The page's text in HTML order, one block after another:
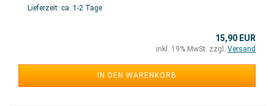
Lieferzeit: ca. 1-2 Tage
15,90 EUR
inkl. 19% MwSt. zzgl. Versand
IN DEN WARENKORB